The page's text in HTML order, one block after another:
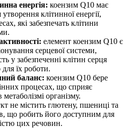
енергія: коензим Q10 має
клітинної енергії,
які забезпечать клітини
елемент коензим Q10 є
серцевої системи,
у забезпеченні клітин серця
їх роботи.
баланс: коензим Q10 бере
процесах, що сприяє
організму.
не містить глютену, пшениці та
що робить його доступним для
цих речовин.